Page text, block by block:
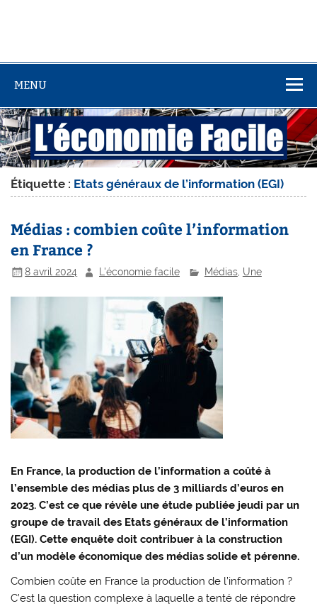
MENU
Étiquette : Etats généraux de l’information (EGI)
Médias : combien coûte l’information
en France ?
8 avril 2024 L'économie facile Médias, Une
En France, la production de l’information a coûté à
l’ensemble des médias plus de 3 milliards d’euros en
2023. C’est ce que révèle une étude publiée jeudi par un
groupe de travail des Etats généraux de l’information
(EGI). Cette enquête doit contribuer à la construction
d’un modèle économique des médias solide et pérenne.
Combien coûte en France la production de l’information ?
C’est la question complexe à laquelle a tenté de répondre